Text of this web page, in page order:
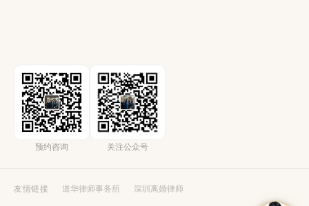
预约咨询 关注公众号
友情链接 道华律师事务所 深圳离婚律师